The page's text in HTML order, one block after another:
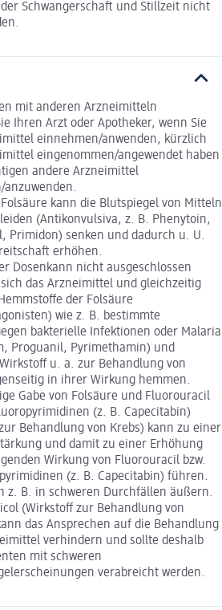
Schwangerschaft und Stillzeit nicht
mit anderen Arzneimitteln
Ihren Arzt oder Apotheker, wenn Sie
einnehmen/anwenden, kürzlich
eingenommen/angewendet haben
andere Arzneimittel
Folsäure kann die Blutspiegel von Mitteln
(Antikonvulsiva, z. B. Phenytoin,
Primidon) senken und dadurch u. U.
erhöhen.
Dosenkann nicht ausgeschlossen
das Arzneimittel und gleichzeitig
der Folsäure
wie z. B. bestimmte
bakterielle Infektionen oder Malaria
Proguanil, Pyrimethamin) und
u. a. zur Behandlung von
in ihrer Wirkung hemmen.
Gabe von Folsäure und Fluorouracil
(z. B. Capecitabin)
Behandlung von Krebs) kann zu einer
und damit zu einer Erhöhung
Wirkung von Fluorouracil bzw.
(z. B. Capecitabin) führen.
z. B. in schweren Durchfällen äußern.
(Wirkstoff zur Behandlung von
das Ansprechen auf die Behandlung
verhindern und sollte deshalb
mit schweren
verabreicht werden.